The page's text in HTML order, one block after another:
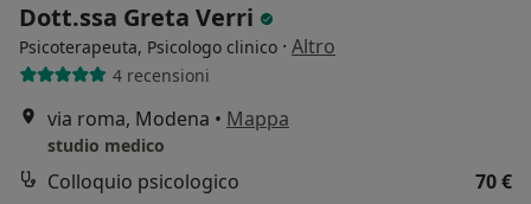
Dott.ssa Greta Verri
Psicoterapeuta, Psicologo clinico · Altro
4 recensioni
via roma, Modena • Mappa
studio medico
Colloquio psicologico
70 €